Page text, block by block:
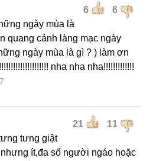
6 6
ngày mùa là
quang cảnh làng mạc ngày
ngày mùa là gì ? ) làm ơn
nha nha nha!!!!!!!!!!!!!
21 11
tưng giật
ít,đa số người ngáo hoặc